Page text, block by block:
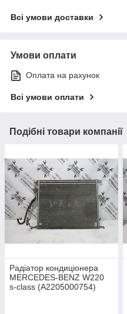
Всі умови доставки
Умови оплати
Оплата на рахунок
Всі умови оплати
Подібні товари компанії
Радіатор кондиціонера
MERCEDES-BENZ W220
s-class (A2205000754)